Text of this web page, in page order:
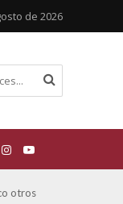
de 2026
otros